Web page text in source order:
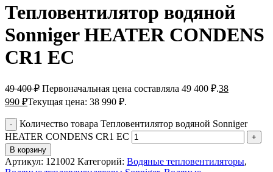
Тепловентилятор водяной
Sonniger HEATER CONDENS
CR1 EC
49 400₽ Первоначальная цена составляла 49 400 ₽.38
990 ₽Текущая цена: 38 990 ₽.
Количество товара Тепловентилятор водяной Sonniger
HEATER CONDENS CR1 EC
В корзину
Артикул: 121002 Категорий: Водяные тепловентиляторы,